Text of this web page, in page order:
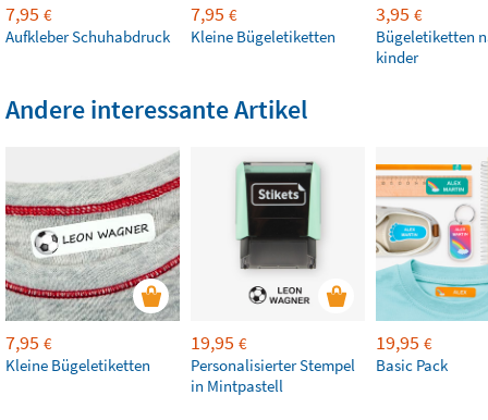
7,95 €
Aufkleber Schuhabdruck
7,95 €
Kleine Bügeletiketten
3,95 €
Bügeletiketten
kinder
Andere interessante Artikel
7,95 €
Kleine Bügeletiketten
19,95 €
Personalisierter Stempel
in Mintpastell
19,95 €
Basic Pack